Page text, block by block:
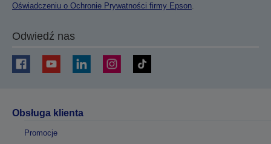
Oświadczeniu o Ochronie Prywatności firmy Epson
Odwiedź nas
Obsługa klienta
Promocje